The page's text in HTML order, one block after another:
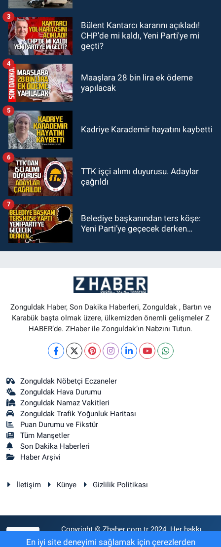
22:33Zonguldak TSO önemli
etkinliğe ev sahipliği yaptı
Bülent Kantarcı kararını açıkladı!
CHP'de mi kaldı, Yeni Parti'ye mi
geçti?
3
Maaşlara 28 bin lira ek ödeme
yapılacak
4
Kadriye Karademir hayatını kaybetti
5
TTK işçi alımı duyurusu. Adaylar
çağrıldı
6
Belediye başkanından ters köşe:
Yeni Parti’ye geçecek derken…
7
Zonguldak Haber, Son Dakika Haberleri, Zonguldak , Bartın ve
Karabük başta olmak üzere, ülkemizden önemli gelişmeler Z
HABER’de. ZHaber ile Zonguldak’ın Nabzını Tutun.
Zonguldak Nöbetçi Eczaneler
Zonguldak Hava Durumu
Zonguldak Namaz Vakitleri
Zonguldak Trafik Yoğunluk Haritası
Puan Durumu ve Fikstür
Tüm Manşetler
Son Dakika Haberleri
Haber Arşivi
İletişim Künye Gizlilik Politikası
Copyright © Zhaber.com.tr 2024. Her hakkı
saklıdır.
En iyi site deneyimi sağlamak için çerezlerden